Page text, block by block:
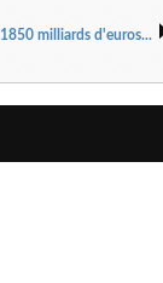
1850 milliards d'euros...